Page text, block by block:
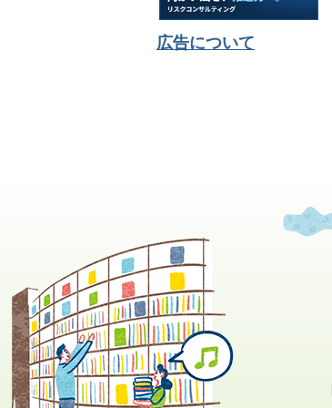
広告について